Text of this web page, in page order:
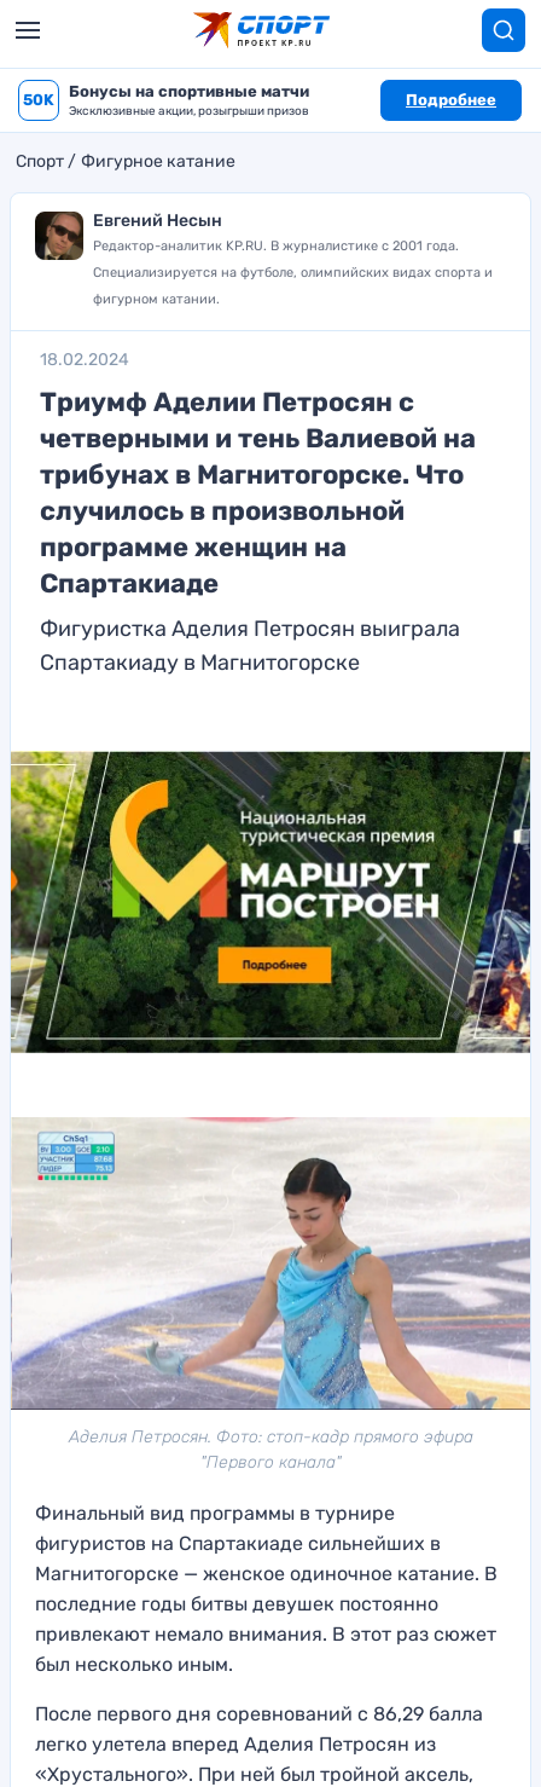
50K Бонусы на спортивные матчи
Эксклюзивные акции, розыгрыши призов
Подробнее
Спорт Фигурное катание
Евгений Несын
Редактор-аналитик KP.RU. В журналистике с 2001 года.
Специализируется на футболе, олимпийских видах спорта и
фигурном катании.
18.02.2024
Триумф Аделии Петросян с
четверными и тень Валиевой на
трибунах в Магнитогорске. Что
случилось в произвольной
программе женщин на
Спартакиаде
Фигуристка Аделия Петросян выиграла
Спартакиаду в Магнитогорске
Аделия Петросян. Фото: стоп-кадр прямого эфира
"Первого канала"
Финальный вид программы в турнире
фигуристов на Спартакиаде сильнейших в
Магнитогорске — женское одиночное катание. В
последние годы битвы девушек постоянно
привлекают немало внимания. В этот раз сюжет
был несколько иным.
После первого дня соревнований с 86,29 балла
легко улетела вперед Аделия Петросян из
«Хрустального». При ней был тройной аксель,